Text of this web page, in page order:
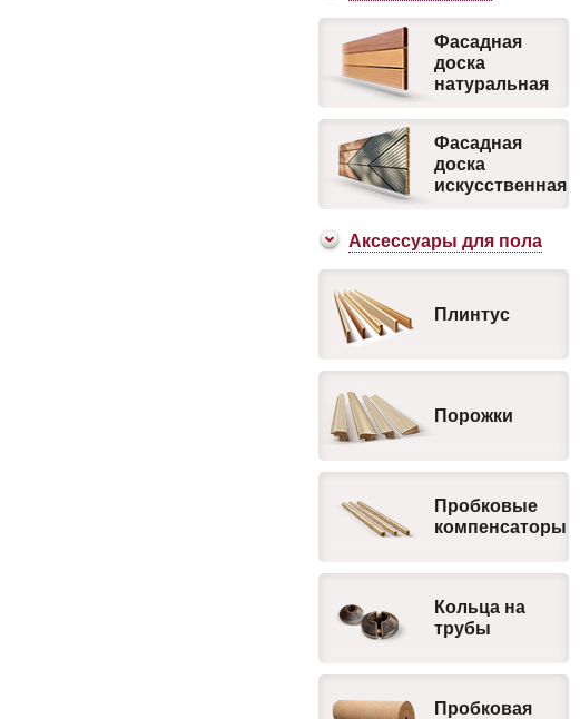
Фасадная
доска
натуральная
Фасадная
доска
искусственная
Аксесcуары для пола
Плинтус
Порожки
Пробковые
компенсаторы
Кольца на
трубы
Пробковая